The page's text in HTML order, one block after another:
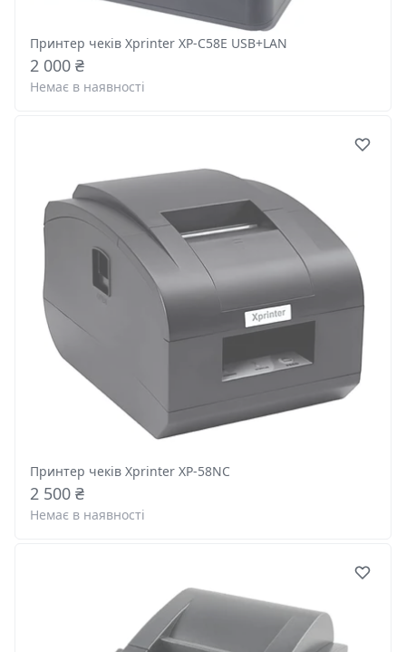
Принтер чеків Xprinter XP-C58E USB+LAN
2 000 ₴
Немає в наявності
Принтер чеків Xprinter XP-58NC
2 500 ₴
Немає в наявності